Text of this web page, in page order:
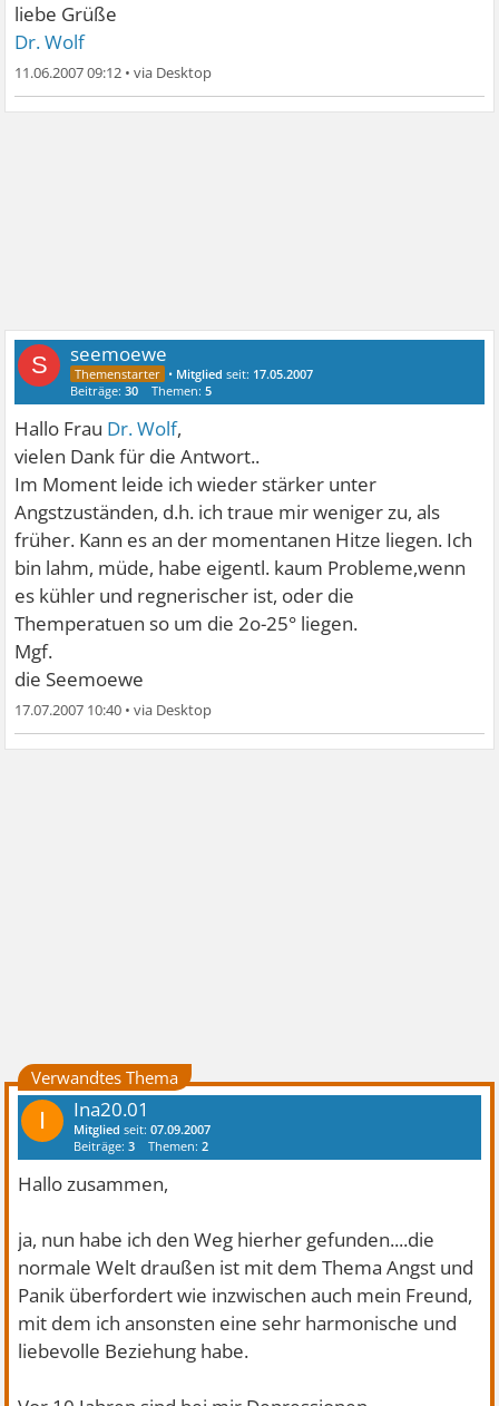
liebe Grüße
Dr. Wolf
11.06.2007 09:12 •
S seemoewe
• Mitglied seit: 17.05.2007
Beiträge:30 Themen:5
Hallo Frau Dr. Wolf,
vielen Dank für die Antwort..
Im Moment leide ich wieder stärker unter
Angstzuständen, d.h. ich traue mir weniger zu, als
früher. Kann es an der momentanen Hitze liegen. Ich
bin lahm, müde, habe eigentl. kaum Probleme,wenn
es kühler und regnerischer ist, oder die
Themperatuen so um die 2o-25° liegen.
Mgf.
die Seemoewe
17.07.2007 10:40 •
Verwandtes Thema
I Ina20.01
Mitglied seit:07.09.2007
Beiträge:3 Themen:2
Hallo zusammen,
ja, nun habe ich den Weg hierher gefunden....die
normale Welt draußen ist mit dem Thema Angst und
Panik überfordert wie inzwischen auch mein Freund,
mit dem ich ansonsten eine sehr harmonische und
liebevolle Beziehung habe.